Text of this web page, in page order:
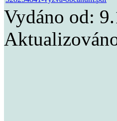
Vydáno od: